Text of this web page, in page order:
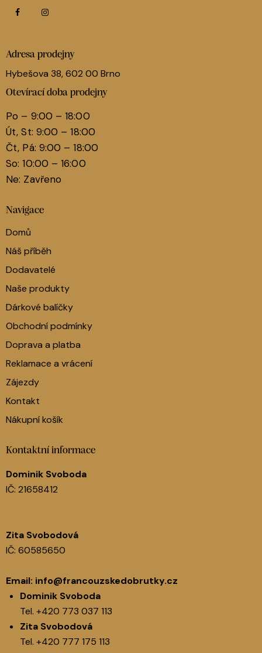
Adresa prodejny
Hybešova 38, 602 00 Brno
Otevírací doba prodejny
Po – 9:00 – 18:00
Út, St: 9:00 – 18:00
Čt, Pá: 9:00 – 18:00
So: 10:00 – 16:00
Ne: Zavřeno
Navigace
Domů
Náš příběh
Dodavatelé
Naše produkty
Dárkové balíčky
Obchodní podmínky
Doprava a platba
Reklamace a vrácení
Zájezdy
Kontakt
Nákupní košík
Kontaktní informace
Dominik Svoboda
IČ: 21658412
Zita Svobodová
IČ: 60585650
Email: info@francouzskedobrutky.cz
Dominik Svoboda
Tel. +420 773 037 113
Zita Svobodová
Tel. +420 777 175 113